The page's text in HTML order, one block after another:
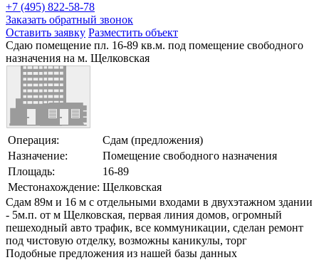
+7 (495) 822-58-78
Заказать обратный звонок
Оставить заявку Разместить объект
Сдаю помещение пл. 16-89 кв.м. под помещение свободного
назначения на м. Щелковская
Операция:
Сдам (предложения)
Назначение:
Помещение свободного назначения
Площадь:
16-89
Местонахождение: Щелковская
Сдам 89м и 16 м с отдельными входами в двухэтажном здании
- 5м.п. от м Щелковская, первая линия домов, огромный
пешеходный авто трафик, все коммуникации, сделан ремонт
под чистовую отделку, возможны каникулы, торг
Подобные предложения из нашей базы данных